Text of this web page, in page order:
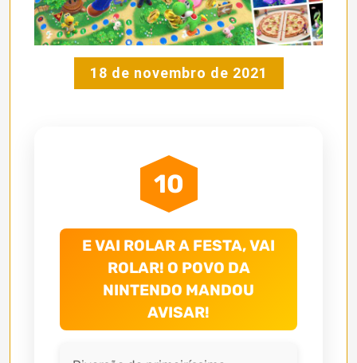
18 de novembro de 2021
10
E VAI ROLAR A FESTA, VAI
ROLAR! O POVO DA
NINTENDO MANDOU
AVISAR!